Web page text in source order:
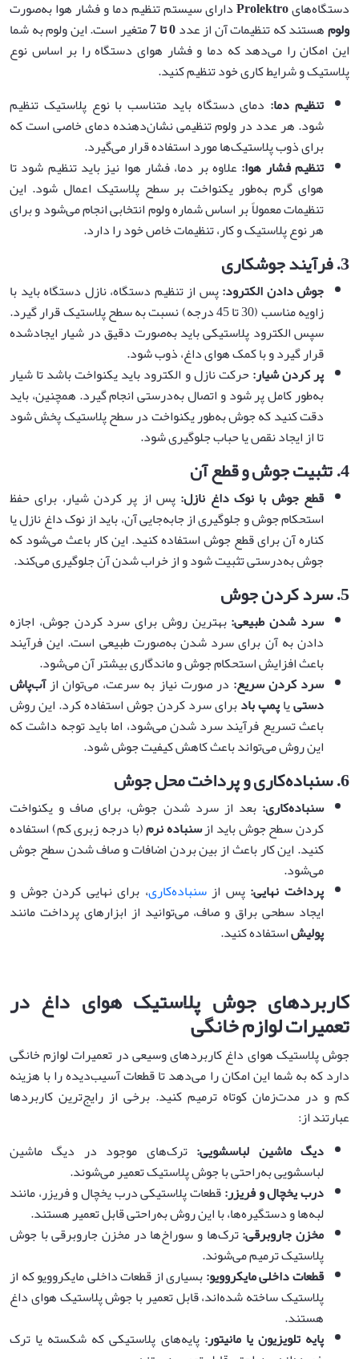
دستگاه‌هایProlektroدارای سیستم تنظیم دما و فشار هوا به‌صورت
ولومهستند که تنظیمات آن از عدد0تا 7 متغیر است. این ولوم به شما
این امکان را می‌دهد که دما و فشار هوای دستگاه را بر اساس نوع
پلاستیک و شرایط کاری خود تنظیم کنید.
تنظیم دما: دمای دستگاه باید متناسب با نوع پلاستیک تنظیم
شود. هر عدد در ولوم تنظیمی نشان‌دهنده دمای خاصی است که
برای ذوب پلاستیک‌ها مورد استفاده قرار می‌گیرد.
تنظیم فشار هوا: علاوه بر دما، فشار هوا نیز باید تنظیم شود تا
هوای گرم به‌طور یکنواخت بر سطح پلاستیک اعمال شود. این
تنظیمات معمولاً بر اساس شماره ولوم انتخابی انجام می‌شود و برای
هر نوع پلاستیک و کار، تنظیمات خاص خود را دارد.
3. فرآیند جوشکاری
جوش دادن الکترود:پس از تنظیم دستگاه، نازل دستگاه باید با
زاویه مناسب (30 تا 45 درجه) نسبت به سطح پلاستیک قرار گیرد.
سپس الکترود پلاستیکی باید به‌صورت دقیق در شیار ایجاد‌شده
قرار گیرد و با کمک هوای داغ، ذوب شود.
پر کردن شیار:حرکت نازل و الکترود باید یکنواخت باشد تا شیار
به‌طور کامل پر شود و اتصال به‌درستی انجام گیرد. همچنین، باید
دقت کنید که جوش به‌طور یکنواخت در سطح پلاستیک پخش شود
تا از ایجاد نقص یا حباب جلوگیری شود.
4. تثبیت جوش و قطع آن
قطع جوش با نوک داغ نازل: پس از پر کردن شیار، برای حفظ
استحکام جوش و جلوگیری از جابه‌جایی آن، باید از نوک داغ نازل یا
کناره آن برای قطع جوش استفاده کنید. این کار باعث می‌شود که
جوش به‌درستی تثبیت شود و از خراب شدن آن جلوگیری می‌کند.
5. سرد کردن جوش
سرد شدن طبیعی:بهترین روش برای سرد کردن جوش، اجازه
دادن به آن برای سرد شدن به‌صورت طبیعی است. این فرآیند
باعث افزایش استحکام جوش و ماندگاری بیشتر آن می‌شود.
سرد کردن سریع: در صورت نیاز به سرعت، می‌توان ازآب‌پاش
دستییاپمپ بادبرای سرد کردن جوش استفاده کرد. این روش
باعث تسریع فرآیند سرد شدن می‌شود، اما باید توجه داشت که
این روش می‌تواند باعث کاهش کیفیت جوش شود.
6. سنباده‌کاری و پرداخت محل جوش
سنباده‌کاری: بعد از سرد شدن جوش، برای صاف و یکنواخت
کردن سطح جوش باید ازسنباده نرم(با درجه زبری کم) استفاده
کنید. این کار باعث از بین بردن اضافات و صاف شدن سطح جوش
می‌شود.
پرداخت نهایی: پس ازسنباده‌کاری، برای نهایی کردن جوش و
ایجاد سطحی براق و صاف، می‌توانید از ابزارهای پرداخت مانند
پولیشاستفاده کنید.
کاربردهای جوش پلاستیک هوای داغ در
تعمیرات لوازم خانگی
جوش پلاستیک هوای داغ کاربردهای وسیعی در تعمیرات لوازم خانگی
دارد که به شما این امکان را می‌دهد تا قطعات آسیب‌دیده را با هزینه
کم و در مدت‌زمان کوتاه ترمیم کنید. برخی از رایج‌ترین کاربردها
عبارتند از:
دیگ ماشین لباسشویی: ترک‌های موجود در دیگ ماشین
لباسشویی به‌راحتی با جوش پلاستیک تعمیر می‌شوند.
درب یخچال و فریزر:قطعات پلاستیکی درب یخچال و فریزر، مانند
لبه‌ها و دستگیره‌ها، با این روش به‌راحتی قابل تعمیر هستند.
مخزن جاروبرقی:ترک‌ها و سوراخ‌ها در مخزن جاروبرقی با جوش
پلاستیک ترمیم می‌شوند.
قطعات داخلی مایکروویو:بسیاری از قطعات داخلی مایکروویو که از
پلاستیک ساخته شده‌اند، قابل تعمیر با جوش پلاستیک هوای داغ
هستند.
پایه تلویزیون یا مانیتور: پایه‌های پلاستیکی که شکسته یا ترک